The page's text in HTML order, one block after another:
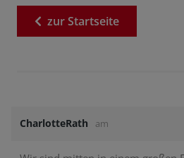
zurStartseite
CharlotteRath am